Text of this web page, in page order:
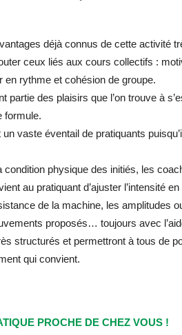
déjà connus de cette activité
ceux liés aux cours collectifs :
rythme et cohésion de groupe.
partie des plaisirs que l’on trouve à
formule.
vaste éventail de pratiquants
condition physique des initiés, les
au pratiquant d’ajuster l’intensité
de la machine, les amplitudes
proposés… toujours avec
structurés et permettront à tous de
qui convient.
PROCHE DE CHEZ VOUS !